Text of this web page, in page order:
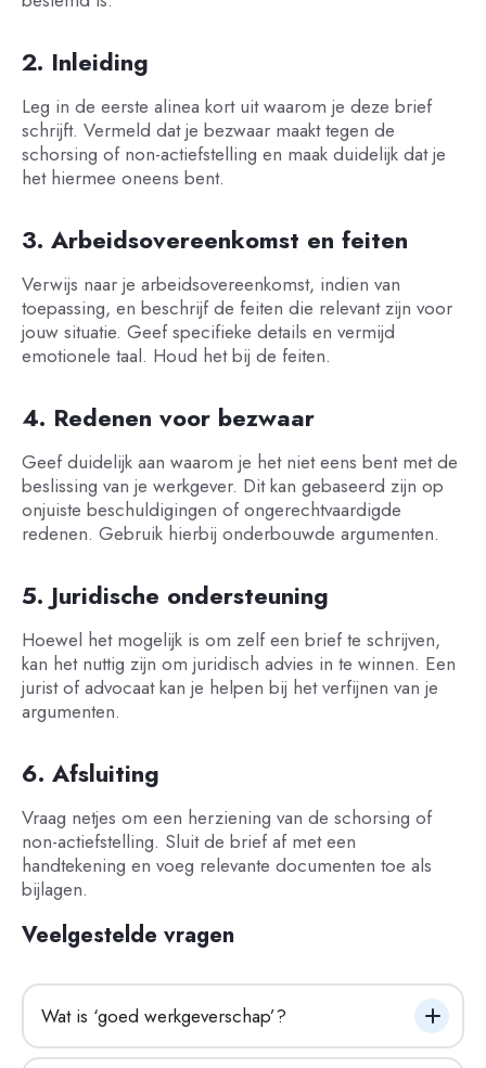
2. Inleiding
Leg in de eerste alinea kort uit waarom je deze brief
schrijft. Vermeld dat je bezwaar maakt tegen de
schorsing of non-actiefstelling en maak duidelijk dat je
het hiermee oneens bent.
3. Arbeidsovereenkomst en feiten
Verwijs naar je arbeidsovereenkomst, indien van
toepassing, en beschrijf de feiten die relevant zijn voor
jouw situatie. Geef specifieke details en vermijd
emotionele taal. Houd het bij de feiten.
4. Redenen voor bezwaar
Geef duidelijk aan waarom je het niet eens bent met de
beslissing van je werkgever. Dit kan gebaseerd zijn op
onjuiste beschuldigingen of ongerechtvaardigde
redenen. Gebruik hierbij onderbouwde argumenten.
5. Juridische ondersteuning
Hoewel het mogelijk is om zelf een brief te schrijven,
kan het nuttig zijn om juridisch advies in te winnen. Een
jurist of advocaat kan je helpen bij het verfijnen van je
argumenten.
6. Afsluiting
Vraag netjes om een herziening van de schorsing of
non-actiefstelling. Sluit de brief af met een
handtekening en voeg relevante documenten toe als
bijlagen.
Veelgestelde vragen
Wat is ‘goed werkgeverschap’?